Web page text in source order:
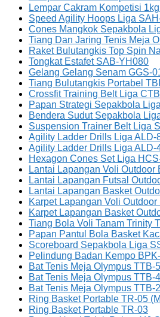
Lempar Cakram Kompetisi
Speed Agility Hoops Liga
Cones Mangkok Sepakbola
Tiang Dan Jaring Tenis Meja
Raket Bulutangkis Top Spin
Tongkat Estafet SAB-YH080
Gelang Gelang Senam GGS-
Tiang Bulutangkis Portabel
Crossfit Training Belt Liga
Papan Strategi Sepakbola
Bendera Sudut Sepakbola
Suspension Trainer Belt Liga
Agility Ladder Drills Liga ALD-
Agility Ladder Drills Liga ALD-
Hexagon Cones Set Liga
Lantai Lapangan Voli Outdoor
Lantai Lapangan Futsal
Lantai Lapangan Basket
Karpet Lapangan Voli
Karpet Lapangan Basket
Tiang Bola Voli Tanam Trinity
Papan Pantul Bola Basket
Scoreboard Sepakbola Liga
Pelindung Badan Kempo
Bat Tenis Meja Olympus TTB-
Bat Tenis Meja Olympus TTB-
Bat Tenis Meja Olympus TTB-
Ring Basket Portable TR-05
Ring Basket Portable TR-03